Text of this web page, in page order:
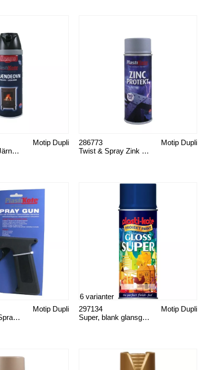
Twist & Spray Järnspisfärg
Motip Dupli
Twist & Spray Zink Primer Protect
Motip Dupli
286773
Twist & Spray Sprayhandtag
Motip Dupli
Super, blank glansgrad 80+
Motip Dupli
297134
6 varianter